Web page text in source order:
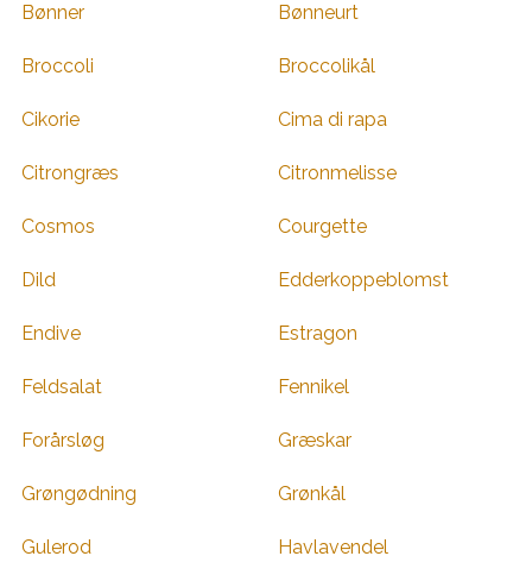
Bønner Bønneurt
Broccoli Broccolikål
Cikorie Cima di rapa
Citrongræs Citronmelisse
Cosmos Courgette
Dild Edderkoppeblomst
Endive Estragon
Feldsalat Fennikel
Forårsløg Græskar
Grøngødning Grønkål
Gulerod Havlavendel